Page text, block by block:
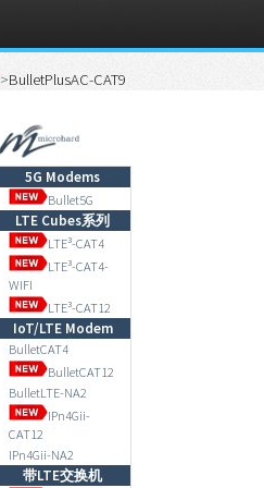
>BulletPlusAC-CAT9
5G Modems
Bullet5G
LTE Cubes系列
LTE³-CAT4
LTE³-CAT4-
WIFI
LTE³-CAT12
IoT/LTE Modem
BulletCAT4
BulletCAT12
BulletLTE-NA2
IPn4Gii-
CAT12
IPn4Gii-NA2
带LTE交换机